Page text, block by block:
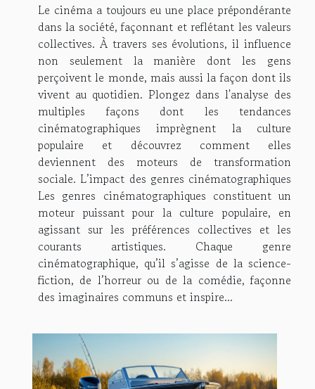
Le cinéma a toujours eu une place prépondérante
dans la société, façonnant et reflétant les valeurs
collectives. À travers ses évolutions, il influence
non seulement la manière dont les gens
perçoivent le monde, mais aussi la façon dont ils
vivent au quotidien. Plongez dans l'analyse des
multiples façons dont les tendances
cinématographiques imprègnent la culture
populaire et découvrez comment elles
deviennent des moteurs de transformation
sociale. L’impact des genres cinématographiques
Les genres cinématographiques constituent un
moteur puissant pour la culture populaire, en
agissant sur les préférences collectives et les
courants artistiques. Chaque genre
cinématographique, qu’il s’agisse de la science-
fiction, de l’horreur ou de la comédie, façonne
des imaginaires communs et inspire...